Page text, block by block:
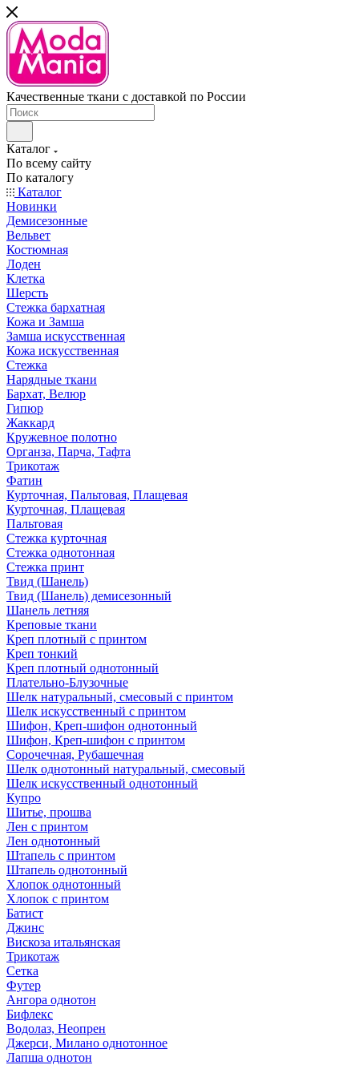
Качественные ткани с доставкой по России
Каталог
По всему сайту
По каталогу
Каталог
Новинки
Демисезонные
Вельвет
Костюмная
Лоден
Клетка
Шерсть
Стежка бархатная
Кожа и Замша
Замша искусственная
Кожа искусственная
Стежка
Нарядные ткани
Бархат, Велюр
Гипюр
Жаккард
Кружевное полотно
Органза, Парча, Тафта
Трикотаж
Фатин
Курточная, Пальтовая, Плащевая
Курточная, Плащевая
Пальтовая
Стежка курточная
Стежка однотонная
Стежка принт
Твид (Шанель)
Твид (Шанель) демисезонный
Шанель летняя
Креповые ткани
Креп плотный с принтом
Креп тонкий
Креп плотный однотонный
Плательно-Блузочные
Шелк натуральный, смесовый с принтом
Шелк искусственный с принтом
Шифон, Креп-шифон однотонный
Шифон, Креп-шифон с принтом
Сорочечная, Рубашечная
Шелк однотонный натуральный, смесовый
Шелк искусственный однотонный
Купро
Шитье, прошва
Лен с принтом
Лен однотонный
Штапель с принтом
Штапель однотонный
Хлопок однотонный
Хлопок с принтом
Батист
Джинс
Вискоза итальянская
Трикотаж
Сетка
Футер
Ангора однотон
Бифлекс
Водолаз, Неопрен
Джерси, Милано однотонное
Лапша однотон